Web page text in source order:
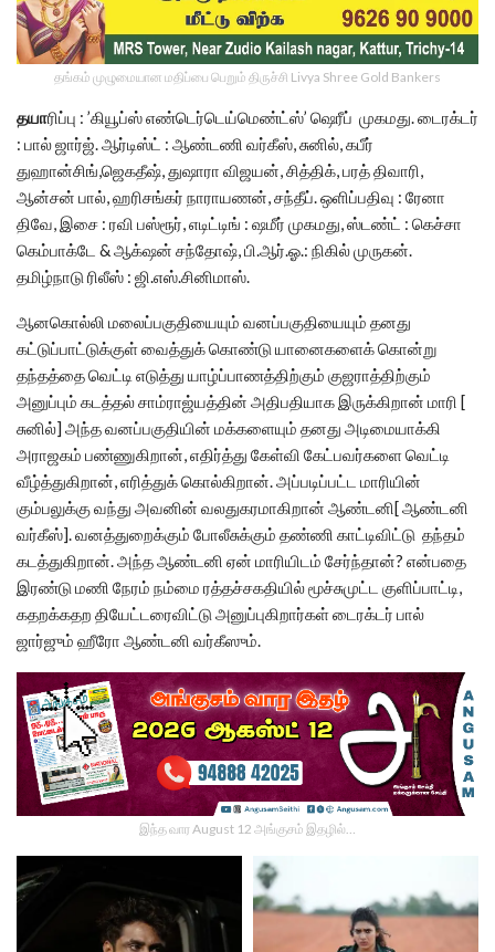
தங்கம் முழுமையான மதிப்பை பெறும் திருச்சி Livya Shree Gold Bankers
தயாரிப்பு : ’கியூப்ஸ் எண்டெர்டெய்மெண்ட்ஸ்’ ஷெரீப் முகமது. டைரக்டர்
: பால் ஜார்ஜ். ஆர்டிஸ்ட் : ஆண்டணி வர்கீஸ், சுனில், கபீர்
துஹான்சிங்,ஜெகதீஷ், துஷாரா விஜயன், சித்திக், பரத் திவாரி,
ஆன்சன் பால், ஹரிசங்கர் நாராயணன், சந்தீப். ஒளிப்பதிவு : ரேனா
திவே, இசை : ரவி பஸ்ரூர், எடிட்டிங் : ஷமீர் முகமது, ஸ்டண்ட் : கெச்சா
கெம்பாக்டே & ஆக்‌ஷன் சந்தோஷ், பி.ஆர்.ஓ.: நிகில் முருகன்.
தமிழ்நாடு ரிலீஸ் : ஜி.எஸ்.சினிமாஸ்.
ஆனகொல்லி மலைப்பகுதியையும் வனப்பகுதியையும் தனது
கட்டுப்பாட்டுக்குள் வைத்துக் கொண்டு யானைகளைக் கொன்று
தந்தத்தை வெட்டி எடுத்து யாழ்ப்பாணத்திற்கும் குஜராத்திற்கும்
அனுப்பும் கடத்தல் சாம்ராஜ்யத்தின் அதிபதியாக இருக்கிறான் மாரி [
சுனில்] அந்த வனப்பகுதியின் மக்களையும் தனது அடிமையாக்கி
அராஜகம் பண்ணுகிறான், எதிர்த்து கேள்வி கேட்பவர்களை வெட்டி
வீழ்த்துகிறான், எரித்துக் கொல்கிறான். அப்படிப்பட்ட மாரியின்
கும்பலுக்கு வந்து அவனின் வலதுகரமாகிறான் ஆண்டனி[ ஆண்டனி
வர்கீஸ்]. வனத்துறைக்கும் போலீசுக்கும் தண்ணி காட்டிவிட்டு தந்தம்
கடத்துகிறான். அந்த ஆண்டனி ஏன் மாரியிடம் சேர்ந்தான்? என்பதை
இரண்டு மணி நேரம் நம்மை ரத்தச்சகதியில் மூச்சுமுட்ட குளிப்பாட்டி,
கதறக்கதற தியேட்டரைவிட்டு அனுப்புகிறார்கள் டைரக்டர் பால்
ஜார்ஜும் ஹீரோ ஆண்டனி வர்கீஸும்.
இந்த வார August 12 அங்குசம் இதழில்…